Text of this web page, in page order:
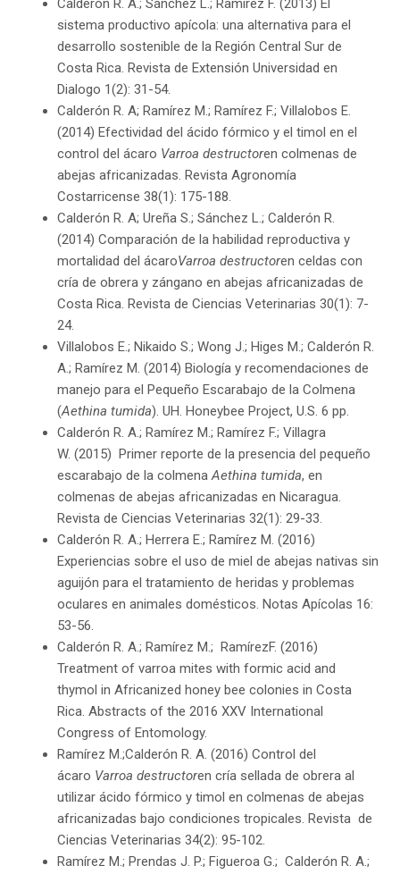
Calderón R. A.; Sánchez L.; Ramírez F. (2013) El
sistema productivo apícola: una alternativa para el
desarrollo sostenible de la Región Central Sur de
Costa Rica. Revista de Extensión Universidad en
Dialogo 1(2): 31-54.
Calderón R. A; Ramírez M.; Ramírez F.; Villalobos E.
(2014) Efectividad del ácido fórmico y el timol en el
control del ácaro Varroa destructoren colmenas de
abejas africanizadas. Revista Agronomía
Costarricense 38(1): 175-188.
Calderón R. A; Ureña S.; Sánchez L.; Calderón R.
(2014) Comparación de la habilidad reproductiva y
mortalidad del ácaroVarroa destructoren celdas con
cría de obrera y zángano en abejas africanizadas de
Costa Rica. Revista de Ciencias Veterinarias 30(1): 7-
24.
Villalobos E.; Nikaido S.; Wong J.; Higes M.; Calderón R.
A.; Ramírez M. (2014) Biología y recomendaciones de
manejo para el Pequeño Escarabajo de la Colmena
(Aethina tumida). UH. Honeybee Project, U.S. 6 pp.
Calderón R. A.; Ramírez M.; Ramírez F.; Villagra
W. (2015) Primer reporte de la presencia del pequeño
escarabajo de la colmenaAethina tumida, en
colmenas de abejas africanizadas en Nicaragua.
Revista de Ciencias Veterinarias 32(1): 29-33.
Calderón R. A.; Herrera E.; Ramírez M. (2016)
Experiencias sobre el uso de miel de abejas nativas sin
aguijón para el tratamiento de heridas y problemas
oculares en animales domésticos. Notas Apícolas 16:
53-56.
Calderón R. A.; Ramírez M.; RamírezF. (2016)
Treatment of varroa mites with formic acid and
thymol in Africanized honey bee colonies in Costa
Rica. Abstracts of the 2016 XXV International
Congress of Entomology.
Ramírez M.;Calderón R. A. (2016) Control del
ácaro Varroa destructoren cría sellada de obrera al
utilizar ácido fórmico y timol en colmenas de abejas
africanizadas bajo condiciones tropicales. Revista de
Ciencias Veterinarias 34(2): 95-102.
Ramírez M.; Prendas J. P.; Figueroa G.; Calderón R. A.;